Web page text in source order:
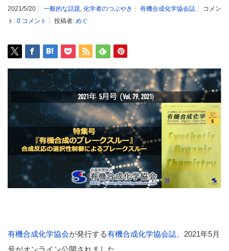
2021/5/20 一般的な話題, 化学者のつぶやき 有機合成化学協会誌
コメン
ト: 0 コメント 投稿者: めぐ
有機合成化学協会が発行する有機合成化学協会誌、 2021年5月
号がオンライン公開されました。